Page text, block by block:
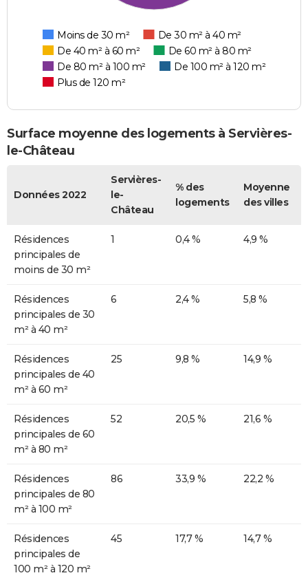
Moins de 30 m²
De 30 m² à 40 m²
De 40 m² à 60 m²
De 60 m² à 80 m²
De 80 m² à 100 m²
De 100 m² à 120 m²
Plus de 120 m²
Surface moyenne des logements à Servières-
le-Château
Données 2022
Servières-
le-
Château
% des
logements
Moyenne
des villes
Résidences
principales de
moins de 30 m²
1 0,4 % 4,9 %
Résidences
principales de 30
m² à 40 m²
6 2,4 % 5,8 %
Résidences
principales de 40
m² à 60 m²
25 9,8 % 14,9 %
Résidences
principales de 60
m² à 80 m²
52 20,5 % 21,6 %
Résidences
principales de 80
m² à 100 m²
86 33,9 % 22,2 %
Résidences
principales de
100 m² à 120 m²
45 17,7 % 14,7 %